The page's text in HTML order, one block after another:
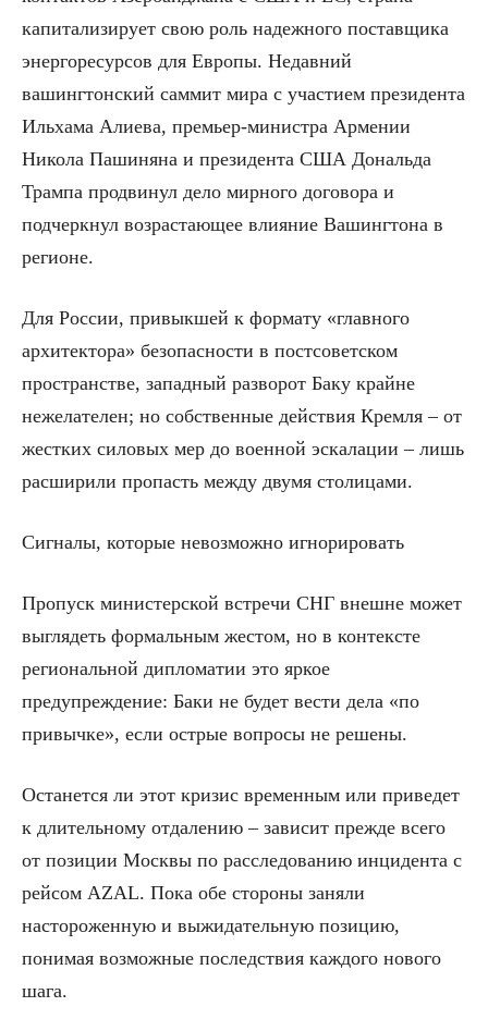
капитализирует свою роль надежного поставщика
энергоресурсов для Европы. Недавний
вашингтонский саммит мира с участием президента
Ильхама Алиева, премьер-министра Армении
Никола Пашиняна и президента США Дональда
Трампа продвинул дело мирного договора и
подчеркнул возрастающее влияние Вашингтона в
регионе.
Для России, привыкшей к формату «главного
архитектора» безопасности в постсоветском
пространстве, западный разворот Баку крайне
нежелателен; но собственные действия Кремля – от
жестких силовых мер до военной эскалации – лишь
расширили пропасть между двумя столицами.
Сигналы, которые невозможно игнорировать
Пропуск министерской встречи СНГ внешне может
выглядеть формальным жестом, но в контексте
региональной дипломатии это яркое
предупреждение: Баки не будет вести дела «по
привычке», если острые вопросы не решены.
Останется ли этот кризис временным или приведет
к длительному отдалению – зависит прежде всего
от позиции Москвы по расследованию инцидента с
рейсом AZAL. Пока обе стороны заняли
настороженную и выжидательную позицию,
понимая возможные последствия каждого нового
шага.